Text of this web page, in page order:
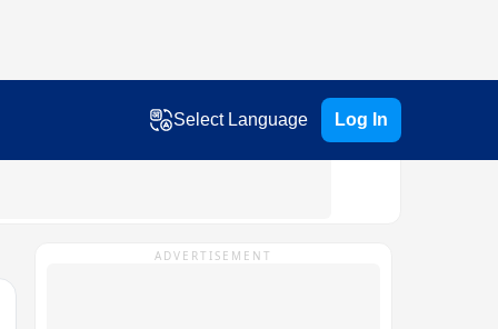
Select Language Log In
ADVERTISEMENT